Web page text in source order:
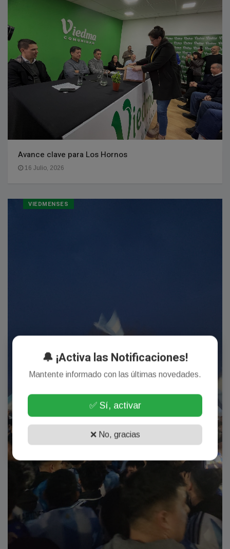
Avance clave para Los Hornos
16 Julio, 2026
VIEDMENSES
🔔 ¡Activa las Notificaciones!
Mantente informado con las últimas novedades.
✅ Sí, activar
❌ No, gracias